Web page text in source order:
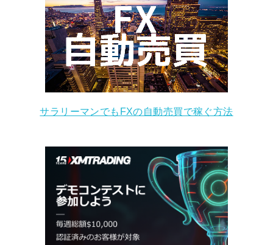
サラリーマンでもFXの自動売買で稼ぐ方法